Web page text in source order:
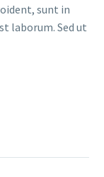
sunt in
laborum. Sed ut